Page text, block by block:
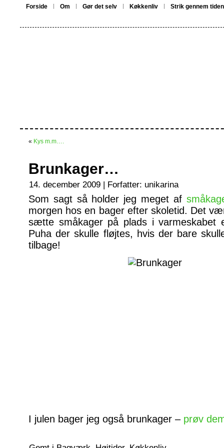
Forside Om Gør det selv Køkkenliv Strik gennem tiden
« Kys m.m….
Brunkager…
14. december 2009 | Forfatter: unikarina
Som sagt så holder jeg meget af
morgen hos en bager efter skoletid. Det
sætte småkager på plads i varmeskabet
Puha der skulle fløjtes, hvis der bare
tilbage!
I julen bager jeg også brunkager – prøv